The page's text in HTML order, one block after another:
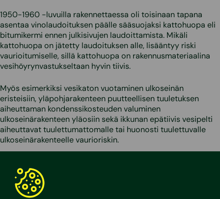
1950-1960 -luvuilla rakennettaessa oli toisinaan tapana
asentaa vinolaudoituksen päälle sääsuojaksi kattohuopa eli
bitumikermi ennen julkisivujen laudoittamista. Mikäli
kattohuopa on jätetty laudoituksen alle, lisääntyy riski
vaurioitumiselle, sillä kattohuopa on rakennusmateriaalina
vesihöyrynvastukseltaan hyvin tiivis.
Myös esimerkiksi vesikaton vuotaminen ulkoseinän
eristeisiin, yläpohjarakenteen puutteellisen tuuletuksen
aiheuttaman kondenssikosteuden valuminen
ulkoseinärakenteen yläosiin sekä ikkunan epätiivis vesipelti
aiheuttavat tuulettumattomalle tai huonosti tuulettuvalle
ulkoseinärakenteelle vaurioriskin.
havaintojen mukaan joka toinen tiiviisti pinnoitettu
tuulettumaton puurunkoinen ulkoseinä vaatii korjaamista,
uusimista tai jatkotutkimuksia. Asuntokaupan yhteydessä